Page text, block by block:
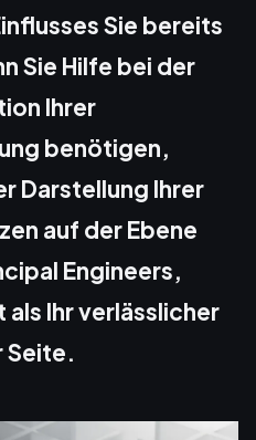
Sie bereits
Sie Hilfe bei der
Ihrer
benötigen,
Darstellung Ihrer
auf der Ebene
Engineers,
als Ihr verlässlicher
Seite.